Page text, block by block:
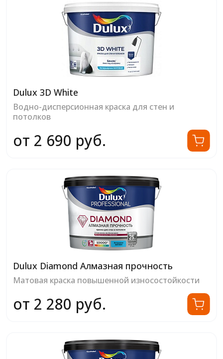
Dulux 3D White
Водно-дисперсионная краска для стен и
потолков
от 2 690 руб.
Dulux Diamond Алмазная прочность
Матовая краска повышенной износостойкости
от 2 280 руб.